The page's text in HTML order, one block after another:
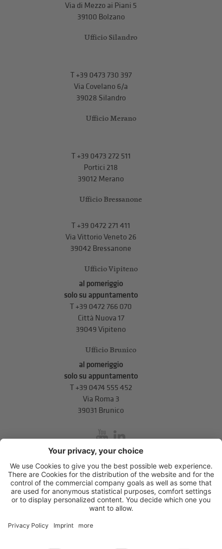
Via di Mezzo ai Piani 5
39100 Bolzano
Ufficio Silandro
T+39 0473 730 397
Via Covelano 6/a
39028 Silandro
Ufficio Merano
T+39 0473 272 511
Portici 218
39012 Merano
Ufficio Bressanone
T +39 0472 271 411
Via Vittorio Veneto 26
39042 Bressanone
Ufficio Vipiteno
al pomeriggio
solo su appuntamento
T +39 0472 766 070
Città Nuova 17
39049 Vipiteno
Ufficio Brunico
al pomeriggio
solo su appuntamento
T+39 0474 555 452
Via Roma 3
39031 Brunico
inService
Via di Mezzo ai Piani 5 ,39100 Bolzano.T+39 0471 310 311.
info@unione-bz.it
Impressum
Privacy